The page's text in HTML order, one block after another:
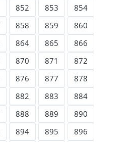
852 853
854
858 859
860
864 865
866
870 871
872
876 877
878
882 883
884
888 889
890
894 895
896